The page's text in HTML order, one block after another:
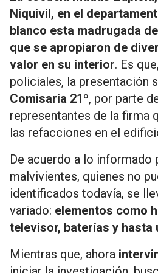
Niquivil, en el
blanco esta madrugada
que se apropiaron de
valor en su interior. Es
policiales, la presentación
Comisaria 21º, por parte
representantes de la firma
las refacciones en el
De acuerdo a lo informado
malvivientes, quienes no
identificados todavía, se
variado: elementos como
televisor, baterías y hasta
Mientras que, ahora